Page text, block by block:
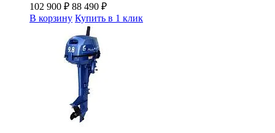
102 900 ₽ 88 490 ₽
В корзину Купить в 1 клик